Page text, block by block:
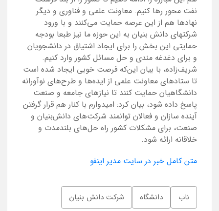
نفت محور رها کنیم. معاونت علمی و فناوری و دیگر
نهادها هم از این عرصه حمایت می‌کنند و با ورود
شرکتهای دانش بنیان به این حوزه ما نیز طبعا بودجه
حمایتی این بخش را برای ایجاد اشتیاق در دانشجویان
و برای دغدغه مندی و حل مسائل کشور وارد کنیم.
شریف‌زاده، با بیان این‌که فرصت خوبی ایجاد شده است
تا ستادهای معاونت علمی از ایده‌ها و طرح‌های نوآورانه
دانشگاهیان حمایت کنند تا نیازهای جامعه و صنعت
پاسخ داده شود، بیان کرد: امیدوارم با کنار هم قرار گرفتن
آینده سازان و فعالان توانمند شرکت‌های دانش‌بنیان و
صنعت، برای مشکلات کشور راه حل‌های بلندمدت و
خلاقانه ارائه شود.
متن کامل خبر در سایت مدیر اینفو
ناب دانشگاه شرکت دانش بنیان